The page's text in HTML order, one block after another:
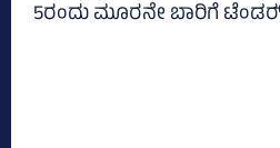
5ರಂದು ಮೂರನೇ ಬಾರಿಗೆ ಟೆಂಡರ್‍‌